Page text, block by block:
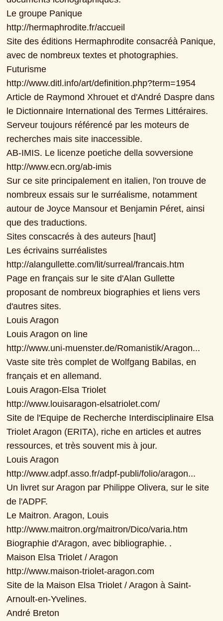
Le groupe Panique
http://hermaphrodite.fr/accueil
Site des éditions Hermaphrodite consacréà Panique,
avec de nombreux textes et photographies.
Futurisme
http://www.ditl.info/art/definition.php?term=1954
Article de Raymond Xhrouet et d'André Daspre dans
le Dictionnaire International des Termes Littéraires.
Serveur toujours référencé par les moteurs de
recherches mais site inaccessible.
AB-IMIS. Le licenze poetiche della sovversione
http://www.ecn.org/ab-imis
Sur ce site principalement en italien, l'on trouve de
nombreux essais sur le surréalisme, notamment
autour de Joyce Mansour et Benjamin Péret, ainsi
que des traductions.
Sites conscacrés à des auteurs [haut]
Les écrivains surréalistes
http://alangullette.com/lit/surreal/francais.htm
Page en français sur le site d'Alan Gullette
proposant de nombreux biographies et liens vers
d'autres sites.
Louis Aragon
Louis Aragon on line
http://www.uni-muenster.de/Romanistik/Aragon...
Vaste site très complet de Wolfgang Babilas, en
français et en allemand.
Louis Aragon-Elsa Triolet
http://www.louisaragon-elsatriolet.com/
Site de l'Equipe de Recherche Interdisciplinaire Elsa
Triolet Aragon (ERITA), riche en articles et autres
ressources, et très souvent mis à jour.
Louis Aragon
http://www.adpf.asso.fr/adpf-publi/folio/aragon...
Un livret sur Aragon par Philippe Olivera, sur le site
de l'ADPF.
Le Maitron. Aragon, Louis
http://www.maitron.org/maitron/Dico/varia.htm
Biographie d'Aragon, avec bibliographie. .
Maison Elsa Triolet / Aragon
http://www.maison-triolet-aragon.com
Site de la Maison Elsa Triolet / Aragon à Saint-
Arnoult-en-Yvelines.
André Breton